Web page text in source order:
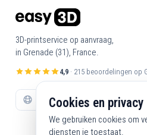
3D-printservice op aanvraag,
in Grenade (31), France.
4,9· 215 beoordelingen op
Cookies en privacy
We gebruiken cookies om
diensten je toestaat.